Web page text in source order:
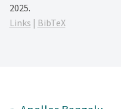
2025.
Links | BibTeX